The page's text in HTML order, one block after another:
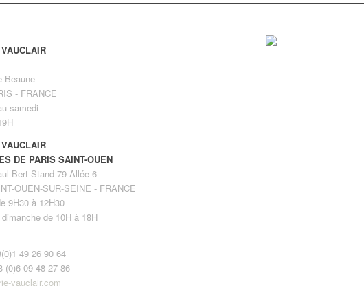
Beaune
- FRANCE
samedi
DE PARIS SAINT-OUEN
Bert Stand 79 Allée 6
OUEN-SUR-SEINE - FRANCE
9H30 à 12H30
de 10H à 18H
49 26 90 64
(0)6 09 48 27 86
vauclair.com